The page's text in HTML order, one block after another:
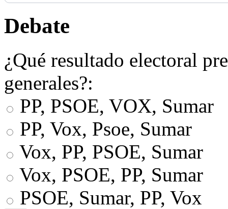
Debate
¿Qué resultado electoral
generales?:
PP, PSOE, VOX, Sumar
PP, Vox, Psoe, Sumar
Vox, PP, PSOE, Sumar
Vox, PSOE, PP, Sumar
PSOE, Sumar, PP, Vox